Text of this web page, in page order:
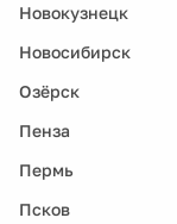
Новокузнецк
Новосибирск
Озёрск
Пенза
Пермь
Псков